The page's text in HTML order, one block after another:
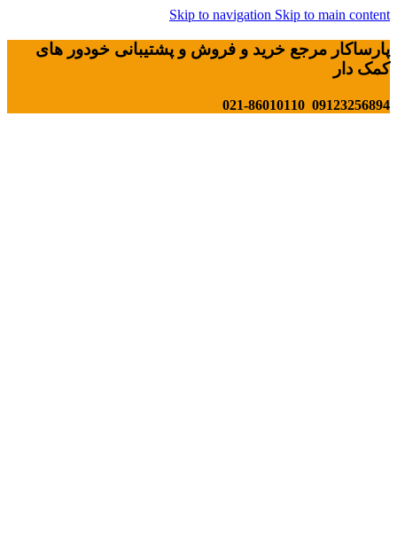
Skip to navigation Skip to main content
پارساکار مرجع خرید و فروش و پشتیبانی خودور های
کمک دار
09123256894 021-86010110